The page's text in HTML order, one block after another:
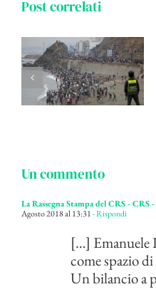
Post correlati
Un commento
La Rassegna Stampa del CRS -
Agosto 2018 al 13:31- Rispondi
[…] Emanuele
come spazio
Un bilancio a